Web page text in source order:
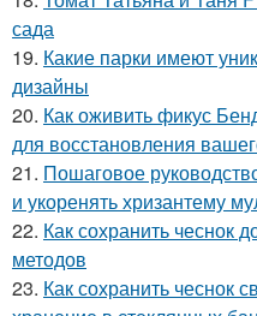
сада
19. Какие парки имеют
дизайны
20. Как оживить фикус
для восстановления
21. Пошаговое
и укоренять хризантему
22. Как сохранить чеснок
методов
23. Как сохранить чеснок